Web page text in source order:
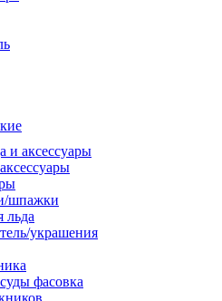
и аксессуары
шпажки
льда
украшения
фасовка